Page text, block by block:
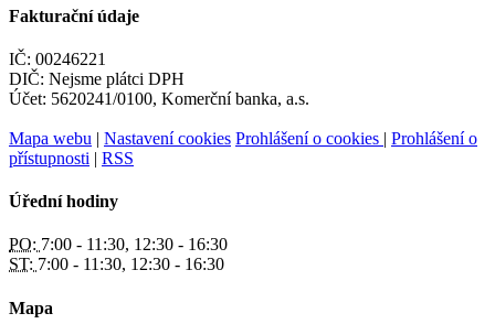
Fakturační údaje
IČ: 00246221
DIČ: Nejsme plátci DPH
Účet: 5620241/0100, Komerční banka, a.s.
Mapa webu | Nastavení cookies Prohlášení o cookies | Prohlášení o
přístupnosti | RSS
Úřední hodiny
PO: 7:00 - 11:30, 12:30 - 16:30
ST: 7:00 - 11:30, 12:30 - 16:30
Mapa